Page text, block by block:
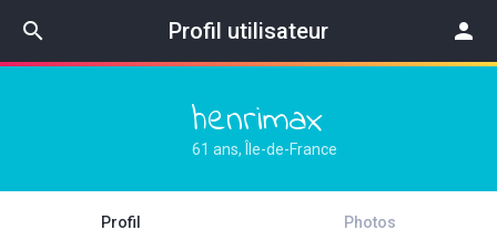
search Profil utilisateur person
henrimax
61 ans, Île-de-France
Profil Photos